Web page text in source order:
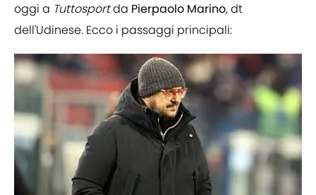
oggi a Tuttosportda Pierpaolo Marino, dt
dell'Udinese. Ecco i passaggi principali: